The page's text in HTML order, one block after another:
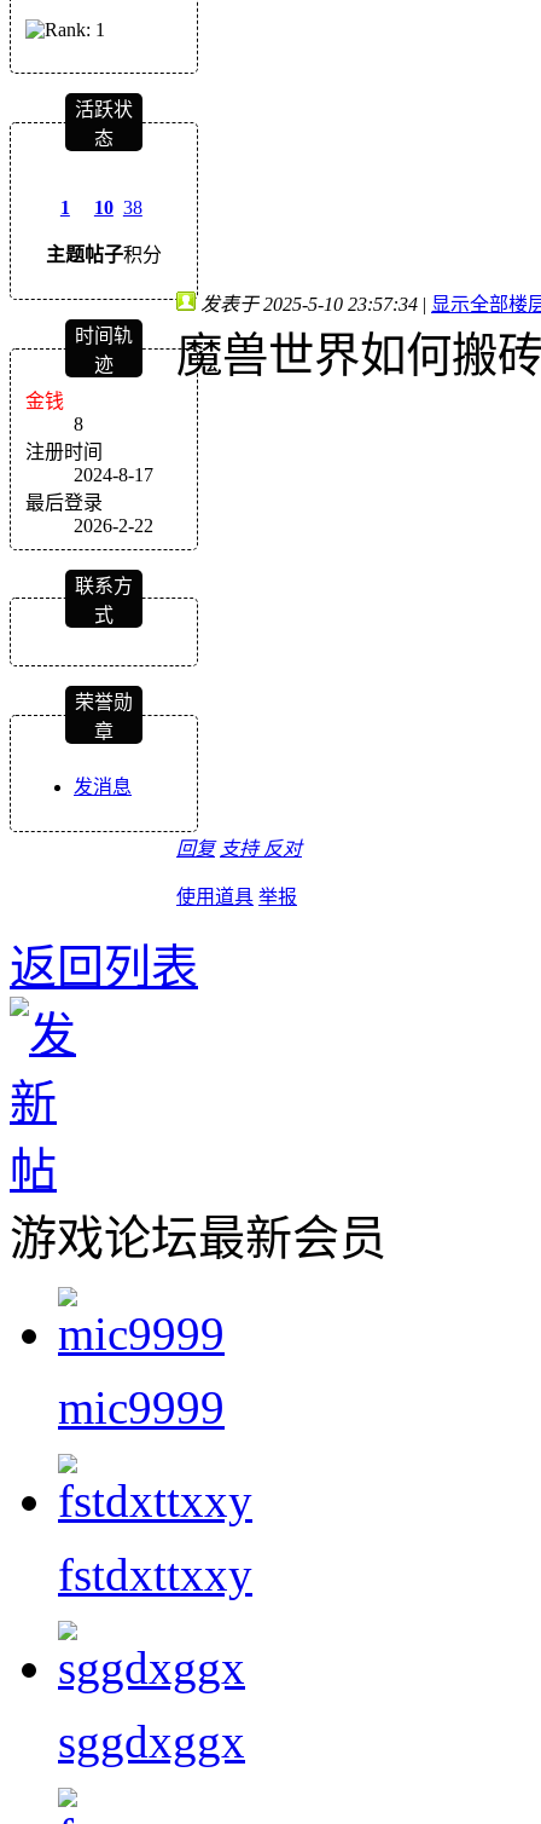
活跃状
态
1
主题
10
帖子
38
积分
时间轨
迹
金钱
8
注册时间
2024-8-17
最后登录
2026-2-22
联系方
式
荣誉勋
章
发消息
发表于 2025-5-10 23:57:34 | 显示全部楼
魔兽世界如何搬
回复 支持 反对
使用道具 举报
返回列表
游戏论坛最新会员
mic9999
fstdxttxxy
sggdxggx